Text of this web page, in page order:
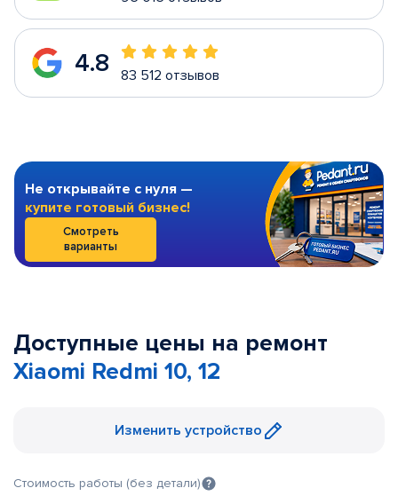
4.8 83 512 отзывов
Не открывайте с нуля —
купите готовый бизнес!
Смотреть
варианты
Доступные цены на ремонт
Xiaomi Redmi 10, 12
Изменить устройство
Стоимость работы (без детали)